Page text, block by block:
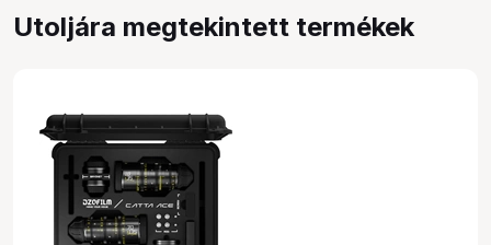
Utoljára megtekintett termékek